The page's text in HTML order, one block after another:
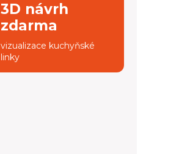
3D návrh
zdarma
vizualizace kuchyňské
linky